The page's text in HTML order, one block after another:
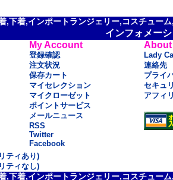
,下着,インポートランジェリー,コスチュー
インフォメー
My Account
登録確認
注文状況
保存カート
マイセレクション
マイクローゼット
ポイントサービス
メールニュース
RSS
Twitter
Facebook
About
Lady
連絡先
プライ
セキュ
アフィ
ティあり)
ティなし)
,下着,インポートランジェリー,コスチュー